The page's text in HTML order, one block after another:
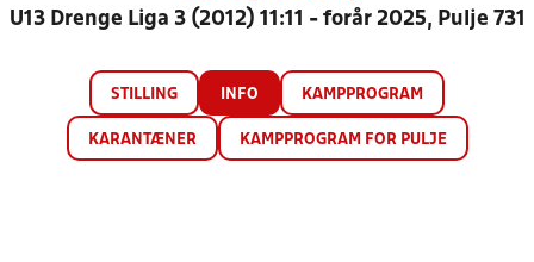
U13 Drenge Liga 3 (2012) 11:11 - forår 2025, Pulje 731
STILLING INFO KAMPPROGRAM
KARANTÆNER KAMPPROGRAM FOR PULJE